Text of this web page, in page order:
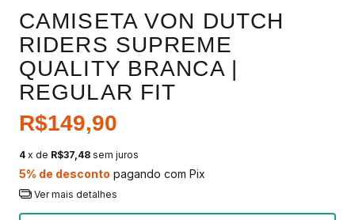
CAMISETA VON DUTCH
RIDERS SUPREME
QUALITY BRANCA |
REGULAR FIT
R$149,90
4 x de R$37,48 sem juros
5% de desconto pagando com Pix
Ver mais detalhes